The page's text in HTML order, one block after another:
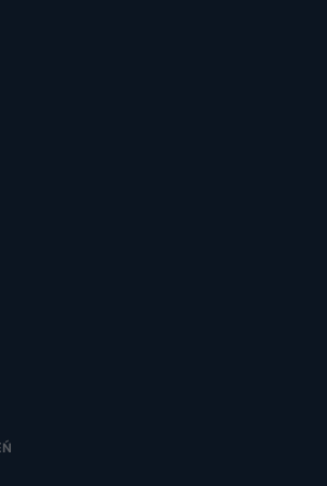
numerem telefonu 62 735-51-05 lub